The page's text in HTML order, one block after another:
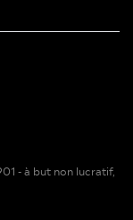
- à but non lucratif,